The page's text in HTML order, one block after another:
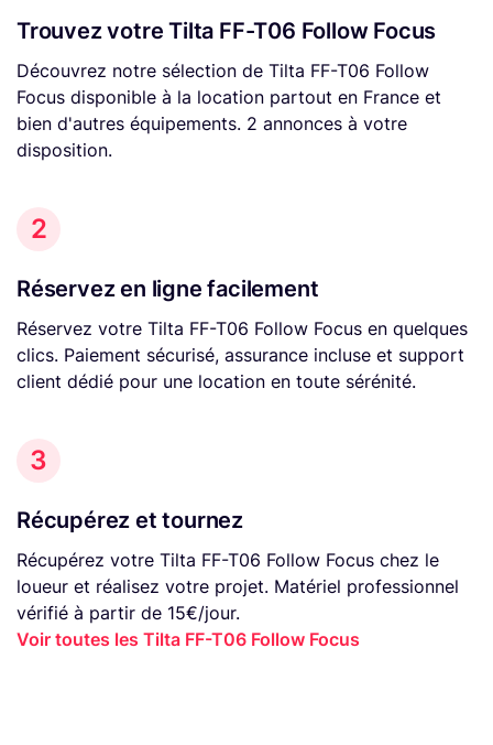
Trouvez votre Tilta FF-T06 Follow Focus
Découvrez notre sélection de Tilta FF-T06 Follow
Focus disponible à la location partout en France et
bien d'autres équipements. 2 annonces à votre
disposition.
2
Réservez en ligne facilement
Réservez votre Tilta FF-T06 Follow Focus en quelques
clics. Paiement sécurisé, assurance incluse et support
client dédié pour une location en toute sérénité.
3
Récupérez et tournez
Récupérez votre Tilta FF-T06 Follow Focus chez le
loueur et réalisez votre projet. Matériel professionnel
vérifié à partir de 15€/jour.
Voir toutes les Tilta FF-T06 Follow Focus